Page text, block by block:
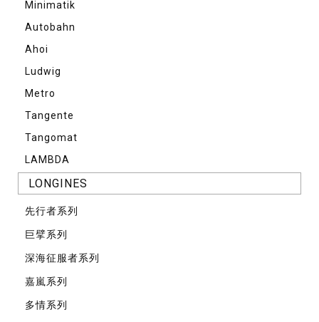
Minimatik
Autobahn
Ahoi
Ludwig
Metro
Tangente
Tangomat
LAMBDA
LONGINES
先⾏者系列
巨擘系列
深海征服者系列
嘉嵐系列
多情系列